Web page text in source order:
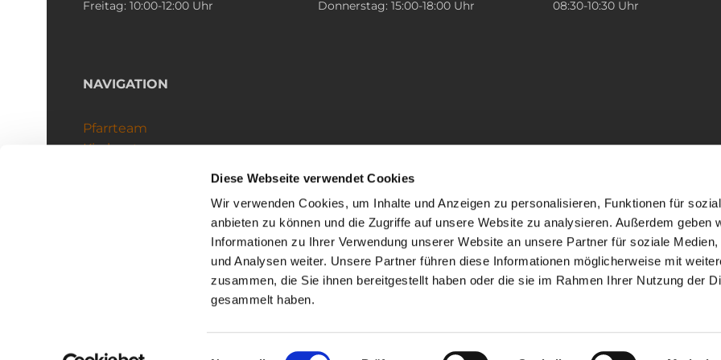
Diese Webseite verwendet Cookies
Wir verwenden Cookies, um Inhalte und Anzeigen zu personalisieren, Funktionen für
anbieten zu können und die Zugriffe auf unsere Website zu analysieren. Außerdem geben
Informationen zu Ihrer Verwendung unserer Website an unsere Partner für soziale Medien,
und Analysen weiter. Unsere Partner führen diese Informationen möglicherweise mit
zusammen, die Sie ihnen bereitgestellt haben oder die sie im Rahmen Ihrer Nutzung der
gesammelt haben.
Einwilligungsauswahl
Freitag: 10:00-12:00 Uhr
Donnerstag: 15:00-18:00 Uhr
08:30-10:30 Uhr
NAVIGATION
Pfarrteam
Kirchenteams
Impressum Datenschutzerklärung ChurchDesk-